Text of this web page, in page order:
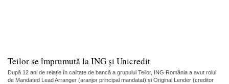
Teilor se împrumută la ING și Unicredit
După 12 ani de relație în calitate de bancă a grupului Teilor, ING România a avut rolul
de Mandated Lead Arranger (aranjor principal mandatat) și Original Lender (creditor